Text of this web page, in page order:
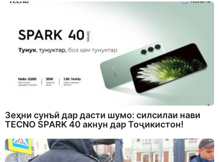
Зеҳни сунъӣ дар дасти шумо: силсилаи нави
TECNO SPARK 40 акнун дар Тоҷикистон!